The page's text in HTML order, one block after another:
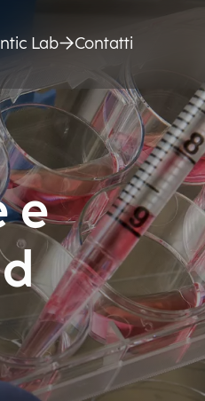
Lab Contatti
e